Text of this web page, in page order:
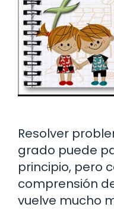
Resolver
grado puede
principio, pero
comprensión
vuelve mucho